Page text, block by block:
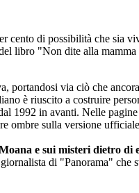
cento di possibilità che sia
libro "Non dite alla
portandosi via ciò che
è riuscito a costruire
1992 in avanti. Nelle
ombre sulla versione
e sui misteri dietro di
di "Panorama" che